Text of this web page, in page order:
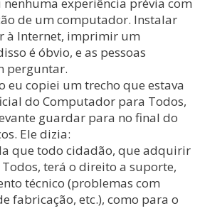
de um computador. Instalar
à Internet, imprimir um
é óbvio, e as pessoas
perguntar.
eu copiei um trecho que estava
do Computador para Todos,
guardar para no final do
Ele dizia:
que todo cidadão, que adquirir
terá o direito a suporte,
técnico (problemas com
fabricação, etc.), como para o